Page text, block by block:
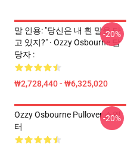
말 인용: "당신은 내 흰 말을 타
고 있지?" · Ozzy Osbourne 담
당자 :
₩2,728,440 - ₩6,325,020
-20%
Ozzy Osbourne Pullover 스웨
터
-20%